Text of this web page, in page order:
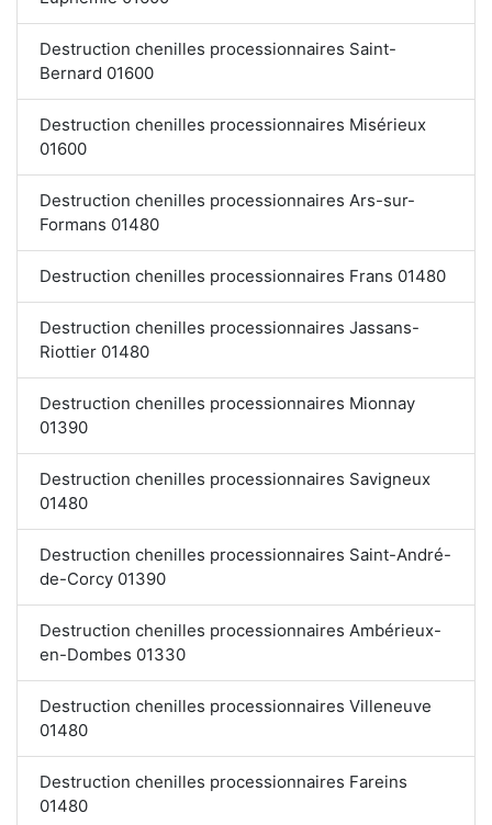
Destruction chenilles processionnaires Saint-
Bernard 01600
Destruction chenilles processionnaires Misérieux
01600
Destruction chenilles processionnaires Ars-sur-
Formans 01480
Destruction chenilles processionnaires Frans 01480
Destruction chenilles processionnaires Jassans-
Riottier 01480
Destruction chenilles processionnaires Mionnay
01390
Destruction chenilles processionnaires Savigneux
01480
Destruction chenilles processionnaires Saint-André-
de-Corcy 01390
Destruction chenilles processionnaires Ambérieux-
en-Dombes 01330
Destruction chenilles processionnaires Villeneuve
01480
Destruction chenilles processionnaires Fareins
01480